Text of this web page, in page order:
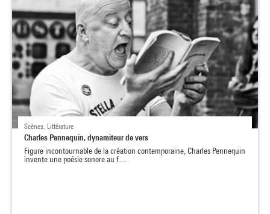
Scènes, Littérature
Charles Pennequin, dynamiteur de vers
Figure incontournable de la création contemporaine, Charles Pennequin
invente une poésie sonore au f…